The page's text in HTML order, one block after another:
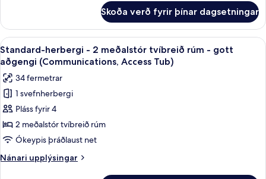
-
gott
aðgengi
(Communications,
Roll-
In
Shower)
herbergi
1
stórt
tvíbreitt
rúm
gott
aðgengi
(Communications,
In
Shower)
Skoða verð fyrir þínar dagsetningar
Skoða
allar
myndir
fyrir
Standard-
herbergi
-
2
meðalstór
tvíbreið
Skrifborð, myrkratjöld/-gardínur,
9
Standard-herbergi - 2 meðalstór tvíbreið rúm - gott
aðgengi (Communications, Access Tub)
34 fermetrar
1 svefnherbergi
Pláss fyrir 4
2 meðalstór tvíbreið rúm
Ókeypis þráðlaust net
Nánari upplýsingar
Nánari